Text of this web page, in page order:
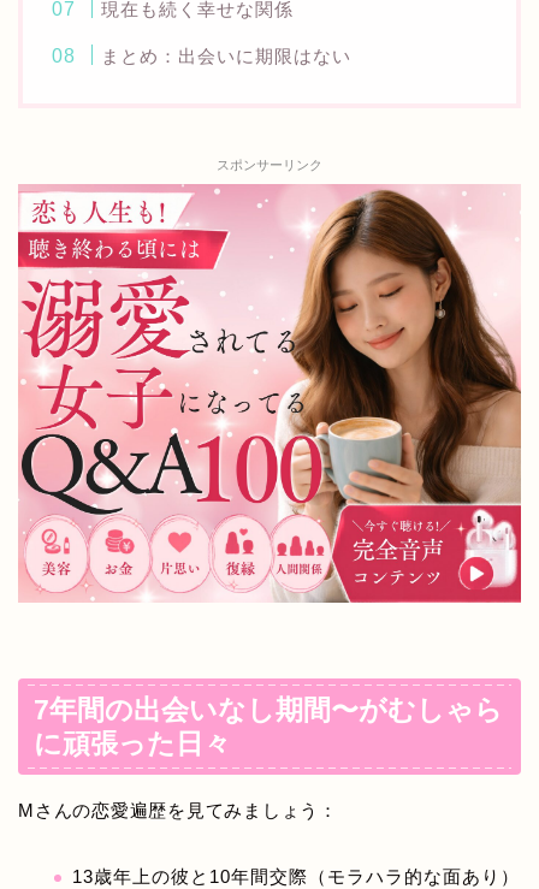
現在も続く幸せな関係
まとめ：出会いに期限はない
スポンサーリンク
7年間の出会いなし期間〜がむしゃら
に頑張った日々
Mさんの恋愛遍歴を見てみましょう：
13歳年上の彼と10年間交際（モラハラ的な面あり）